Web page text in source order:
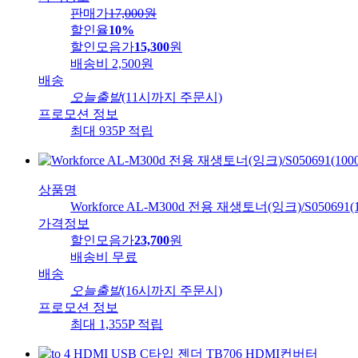
판매가17,000원
할인율10%
할인모음가15,300원
배송비
2,500원
배송
오늘출발(11시까지 주문시)
프로모션 정보
최대 935P 적립
상품명
Workforce AL-M300d 전용 재생토너(잉크)/
가격정보
할인모음가23,700원
배송비
무료
배송
오늘출발(16시까지 주문시)
프로모션 정보
최대 1,355P 적립